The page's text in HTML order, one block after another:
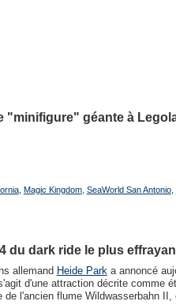
"minifigure" géante à
, Magic Kingdom, SeaWorld San Antonio,
du dark ride le plus
allemand Heide Parka annoncé
d'une attraction décrite comme
l'ancien flume Wildwasserbahn